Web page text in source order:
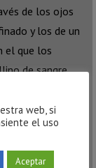
de los ojos
y los de un
el que los
de sangre,
web, si
el uso
Aceptar